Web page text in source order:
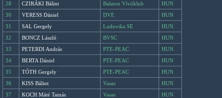
28
CZIRÁKI Bálint Balaton Vívóklub
HUN
30
VERESS Dániel DVE
HUN
31
SAL Gergely Ludovika SE
HUN
32
BONCZ László BVSC
HUN
33
PETERDI András PTE-PEAC
HUN
34
BERTA Dániel PTE-PEAC
HUN
35
TÓTH Gergely PTE-PEAC
HUN
36
KISS Bálint Vasas
HUN
37
KOCH Máté Tamás Vasas
HUN